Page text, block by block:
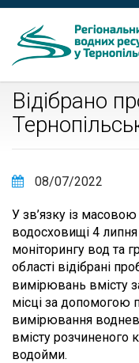
Відібрано
08/07/2022
У зв’язку із
водосховищі 4
моніторингу вод та
області відібрані
вимірювань вмісту
місці за допомогою
вимірювання
вмісту розчиненого
водойми.